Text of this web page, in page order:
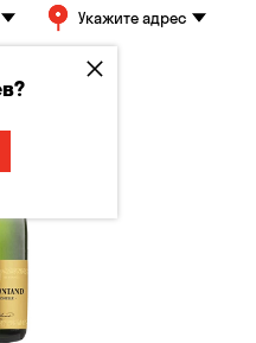
Укажите адрес